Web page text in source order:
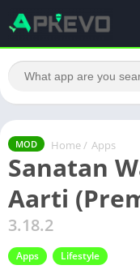
MOD Home / Apps
Sanatan
Aarti
3.18.2
Apps Lifestyle